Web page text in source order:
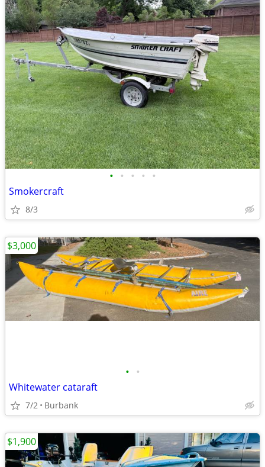
• • • • •
Smokercraft
8/3
• •
Whitewater cataraft
7/2 Burbank
$3,000
$1,900